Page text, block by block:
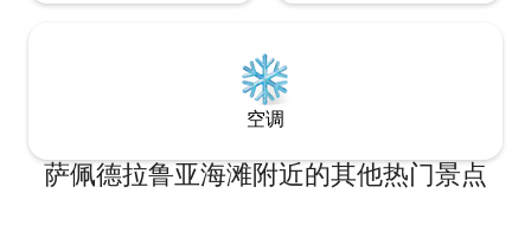
空调
萨佩德拉鲁亚海滩附近的其他热门景点